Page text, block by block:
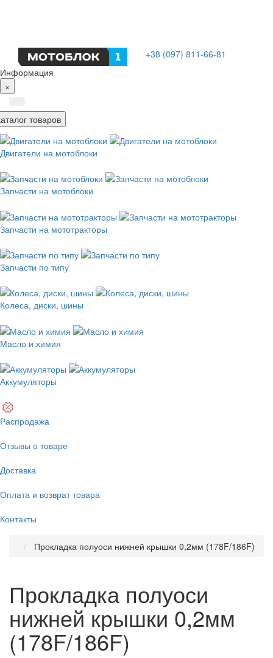
+38 (097) 811-66-81
Информация
×
товаров
Двигатели на мотоблоки
Запчасти на мотоблоки
Запчасти на мототракторы
Запчасти по типу
Колеса, диски, шины
Масло и химия
Аккумуляторы
Распродажа
Отзывы о товаре
Доставка
Оплата и возврат товара
Контакты
Прокладка полуоси нижней крышки 0,2мм (178F/186F)
Прокладка полуоси
нижней крышки 0,2мм
(178F/186F)